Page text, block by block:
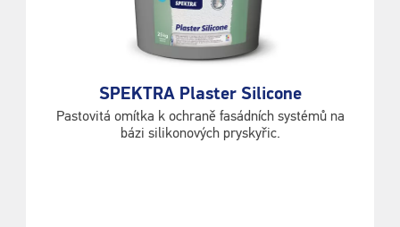
SPEKTRA Plaster Silicone
Pastovitá omítka k ochraně fasádních systémů na
bázi silikonových pryskyřic.